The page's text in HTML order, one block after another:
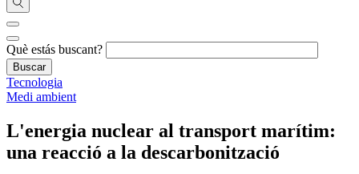
Què estás buscant?
Tecnologia
Medi ambient
L'energia nuclear al transport marítim:
una reacció a la descarbonització